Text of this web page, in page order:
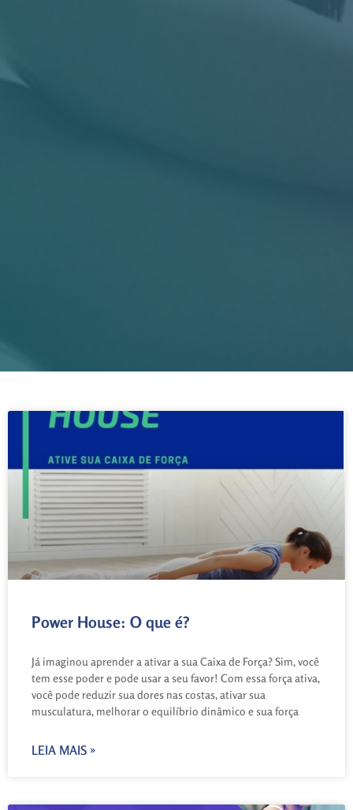
Power House: O que é?
Já imaginou aprender a ativar a sua Caixa de Força? Sim, você
tem esse poder e pode usar a seu favor! Com essa força ativa,
você pode reduzir sua dores nas costas, ativar sua
musculatura, melhorar o equilíbrio dinâmico e sua força
LEIA MAIS »